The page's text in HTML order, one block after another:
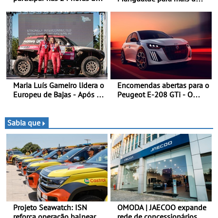
ano em que assinala o 25.º
performance premium
espetáculo, resistência e
desafios na montanha
Maria Luís Gameiro lidera o
Europeu de Bajas - Após a
Encomendas abertas para o
Peugeot E-208 GTi - O
Sabia que
Projeto Seawatch: ISN
OMODA | JAECOO expande